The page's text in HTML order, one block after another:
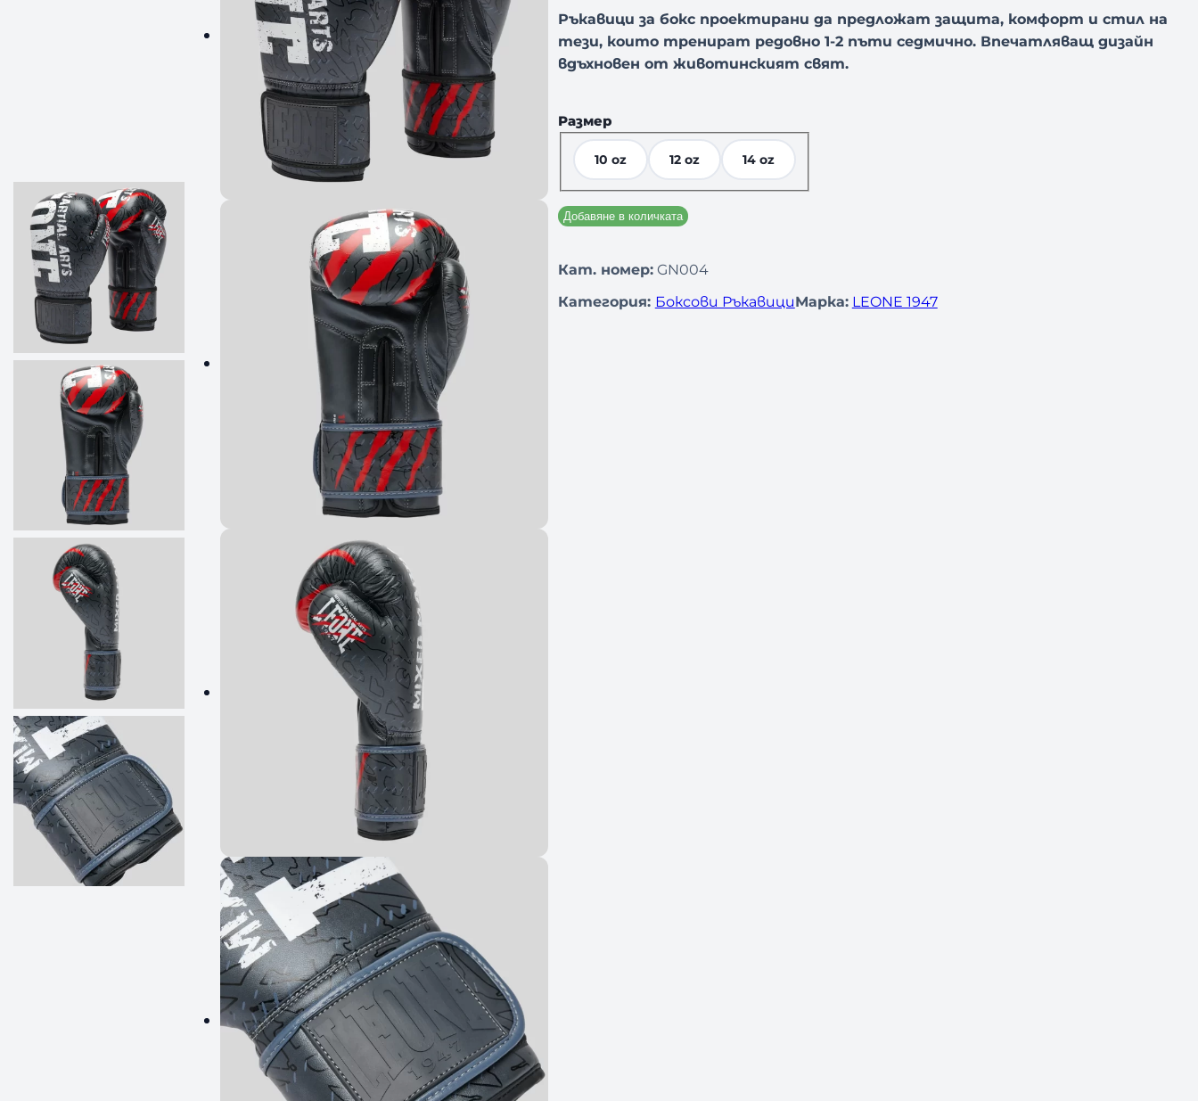
Ръкавици за бокс проектирани да предложат защита, комфорт и стил на
тези, които тренират редовно 1-2 пъти седмично. Впечатляващ дизайн
вдъхновен от животинският свят.
Размер
10 oz 12 oz 14 oz
Добавяне в количката
Кат. номер: GN004
Категория: Боксови РъкавициМарка: LEONE 1947